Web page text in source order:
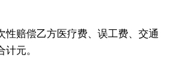
性赔偿乙方医疗费、误工费、交通
元。